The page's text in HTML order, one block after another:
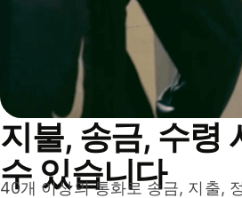
지불, 송금, 수령
수 있습니다
40개 이상의 통화로 송금, 지출,